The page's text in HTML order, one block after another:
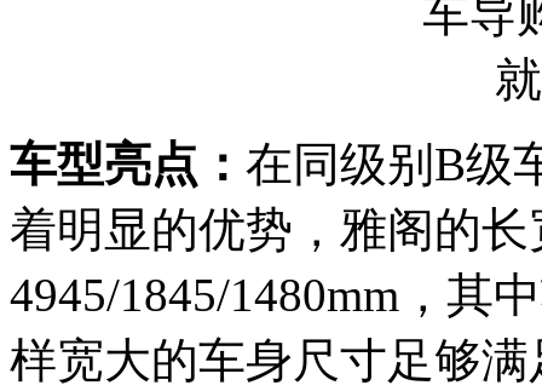
车型亮点： 在同级别B级
着明显的优势，雅阁的
4945/1845/1480mm，其
样宽大的车身尺寸足够